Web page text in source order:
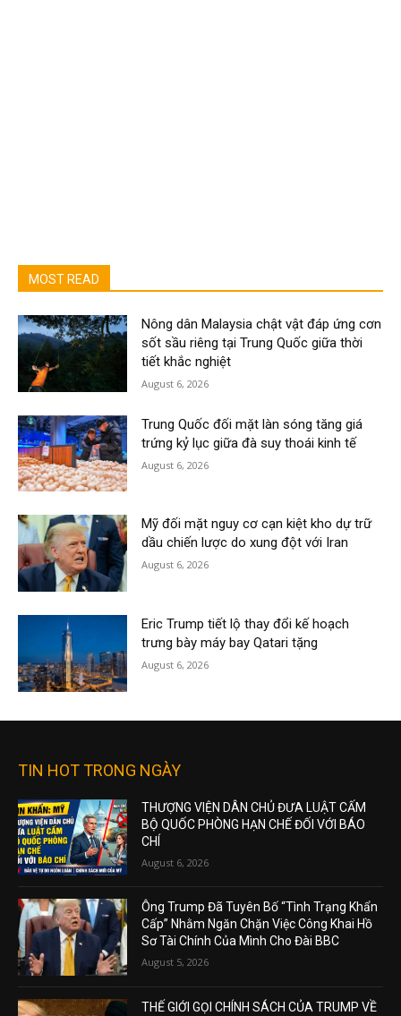
MOST READ
Nông dân Malaysia chật vật đáp ứng cơn
sốt sầu riêng tại Trung Quốc giữa thời
tiết khắc nghiệt
August 6, 2026
Trung Quốc đối mặt làn sóng tăng giá
trứng kỷ lục giữa đà suy thoái kinh tế
August 6, 2026
Mỹ đối mặt nguy cơ cạn kiệt kho dự trữ
dầu chiến lược do xung đột với Iran
August 6, 2026
Eric Trump tiết lộ thay đổi kế hoạch
trưng bày máy bay Qatari tặng
August 6, 2026
TIN HOT TRONG NGÀY
THƯỢNG VIỆN DÂN CHỦ ĐƯA LUẬT CẤM
BỘ QUỐC PHÒNG HẠN CHẾ ĐỐI VỚI BÁO
CHÍ
August 6, 2026
Ông Trump Đã Tuyên Bố “Tình Trạng Khẩn
Cấp” Nhằm Ngăn Chặn Việc Công Khai Hồ
Sơ Tài Chính Của Mình Cho Đài BBC
August 5, 2026
THẾ GIỚI GỌI CHÍNH SÁCH CỦA TRUMP VỀ